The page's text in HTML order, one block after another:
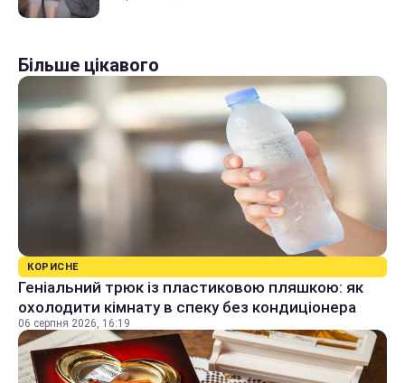
Більше цікавого
КОРИСНЕ
Геніальний трюк із пластиковою пляшкою: як
охолодити кімнату в спеку без кондиціонера
06 серпня 2026, 16:19